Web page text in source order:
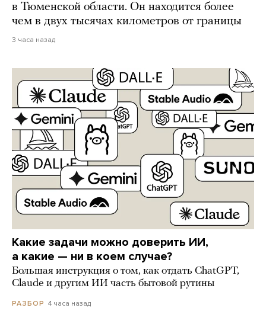
в Тюменской области. Он находится более
чем в двух тысячах километров от границы
3 часа назад
Какие задачи можно доверить ИИ,
а какие — ни в коем случае?
Большая инструкция о том, как отдать ChatGPT,
Claude и другим ИИ часть бытовой рутины
РАЗБОР 4 часа назад